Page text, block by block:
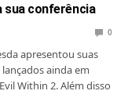
sua conferência
0
apresentou suas
ainda em
Within 2. Além disso